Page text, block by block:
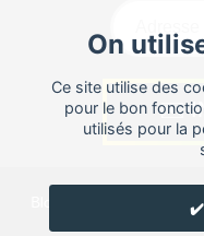
On
Ce site utilise des
pour le bon
utilisés pour la
✔️
Blog de recettes de